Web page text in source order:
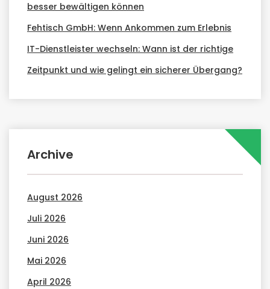
besser bewältigen können
Fehtisch GmbH: Wenn Ankommen zum Erlebnis
IT-Dienstleister wechseln: Wann ist der richtige
Zeitpunkt und wie gelingt ein sicherer Übergang?
Archive
August 2026
Juli 2026
Juni 2026
Mai 2026
April 2026